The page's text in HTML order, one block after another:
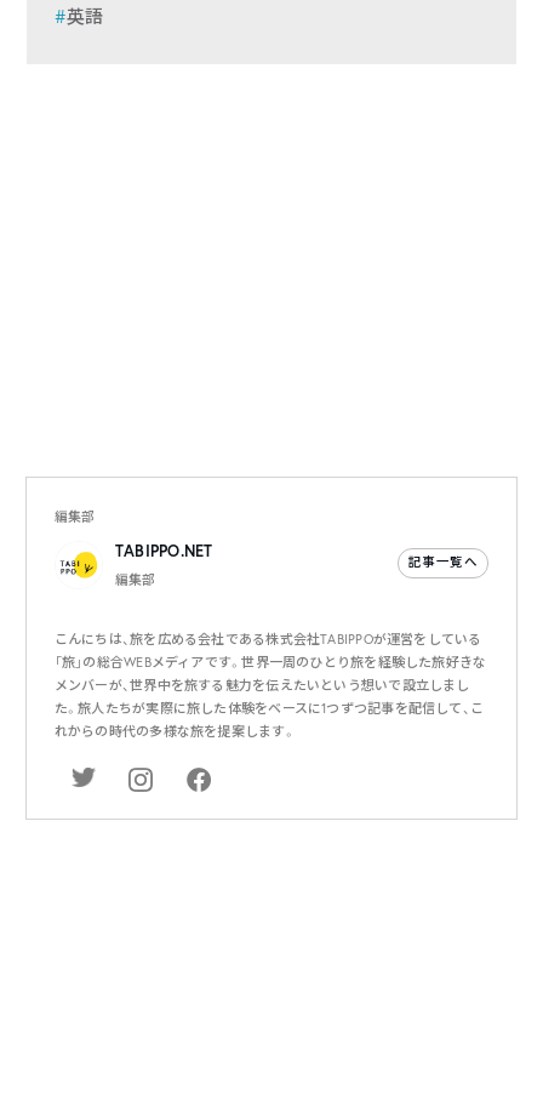
英語
編集部
TABIPPO.NET
編集部
記事一覧へ
こんにちは、旅を広める会社である株式会社TABIPPOが運営をしている
「旅」の総合WEBメディアです。世界一周のひとり旅を経験した旅好きな
メンバーが、世界中を旅する魅力を伝えたいという想いで設立しまし
た。旅人たちが実際に旅した体験をベースに1つずつ記事を配信して、こ
れからの時代の多様な旅を提案します。